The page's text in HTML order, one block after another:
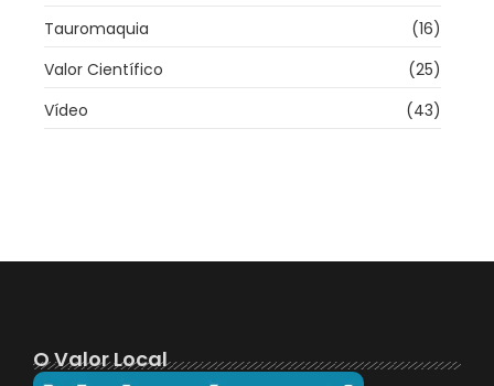
Tauromaquia
(16)
Valor Científico
(25)
Vídeo
(43)
O Valor Local